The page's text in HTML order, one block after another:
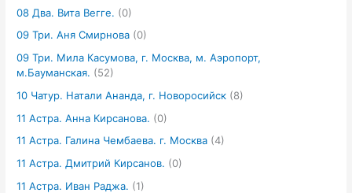
08 Два. Вита Вегге. (0)
09 Три. Аня Смирнова (0)
09 Три. Мила Касумова, г. Москва, м. Аэропорт,
м.Бауманская. (52)
10 Чатур. Натали Ананда, г. Новоросийск (8)
11 Астра. Анна Кирсанова. (0)
11 Астра. Галина Чембаева. г. Москва (4)
11 Астра. Дмитрий Кирсанов. (0)
11 Астра. Иван Раджа. (1)